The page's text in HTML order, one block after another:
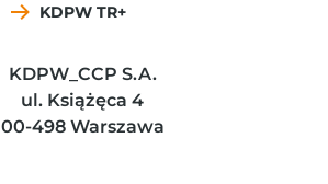
KDPW TR+
KDPW_CCP S.A.
ul. Książęca 4
00-498 Warszawa